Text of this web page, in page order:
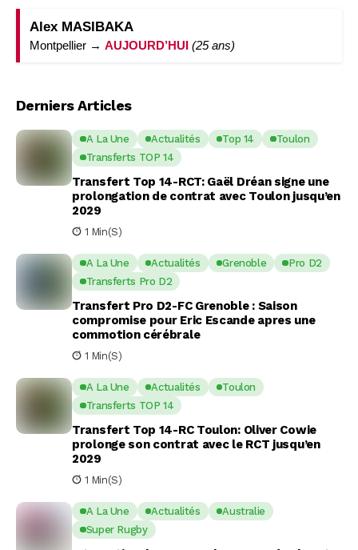
Alex MASIBAKA
Montpellier → AUJOURD’HUI (25 ans)
Derniers Articles
A La Une Actualités Top 14
Toulon
Transferts TOP 14
Transfert Top 14-RCT: Gaël Dréan signe une
prolongation de contrat avec Toulon jusqu’en
2029
1 Min(s)
A La Une Actualités Grenoble
Pro D2
Transferts Pro D2
Transfert Pro D2-FC Grenoble : Saison
compromise pour Eric Escande apres une
commotion cérébrale
1 Min(s)
A La Une Actualités
Toulon
Transferts TOP 14
Transfert Top 14-RC Toulon: Oliver Cowie
prolonge son contrat avec le RCT jusqu’en
2029
1 Min(s)
A La Une Actualités
Australie
Super Rugby